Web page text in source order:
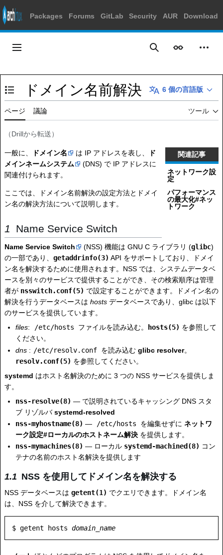
Packages Forums GitLab Security AUR Download
に
ス
キ
ッ
メインメニュー 検索 表示 個人
目次の表示・非表示を切り替え
ドメイン名前解決 6 個の言語版
ページ 議論 ツール
（Drillから転送）
関連記事
ネットワーク設
定
パフォーマンス
の最大化#ネッ
トワーク
一般に、 ドメイン名 は IP アドレスを表し、
ド
メインネームシステム
(DNS) で IP アドレスに
関連付けられます。
ここでは、ドメイン名前解決の設定方法とドメイ
ン名の解決方法について説明します。
Name Service Switch
Name Service Switch (NSS) 機能は GNU C ライブラリ (glibc)
の一部であり、 getaddrinfo(3) API をサポートしており、ドメイ
ン名を解決するために使用されます。NSS では、システムデータベ
ースを別々のサービスで提供することができ、その検索順序は管理
者が nsswitch.conf(5) で設定することができます。ドメイン名の
解決を行うデータベースは hosts データベースであり、glibc は以下
のサービスを提供しています。
files: /etc/hosts ファイルを読み込む。 hosts(5) を参照して
ください。
dns : /etc/resolv.conf を読み込む glibc resolver。
resolv.conf(5) を参照してください。
systemd はホスト名解決のために 3 つの NSS サービスを提供しま
す。
nss-resolve(8) — で説明されているキャッシング DNS スタ
ブ リゾルバsystemd-resolved
nss-myhostname(8) — /etc/hosts を編集せずに ネットワ
ーク設定#ローカルのホストネーム解決 を提供します。
nss-mymachines(8) — ローカル systemd-machined(8) コン
テナの名前のホスト名解決を提供します
NSS を使用してドメイン名を解決する
NSS データベースは getent(1) でクエリできます。ドメイン名
は、NSS を介して解決できます。
$ getent hosts domain_name